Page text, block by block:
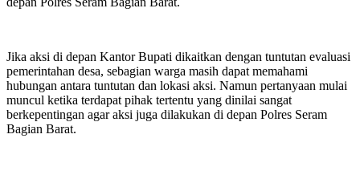
Jika aksi di depan Kantor Bupati dikaitkan dengan tuntutan evaluasi
pemerintahan desa, sebagian warga masih dapat memahami
hubungan antara tuntutan dan lokasi aksi. Namun pertanyaan mulai
muncul ketika terdapat pihak tertentu yang dinilai sangat
berkepentingan agar aksi juga dilakukan di depan Polres Seram
Bagian Barat.